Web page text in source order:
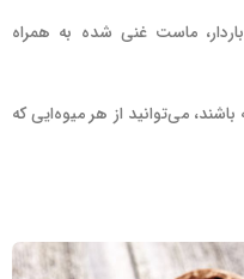
ماست غنی شده به همراه
می‌توانید از هر میوه‌ایی که